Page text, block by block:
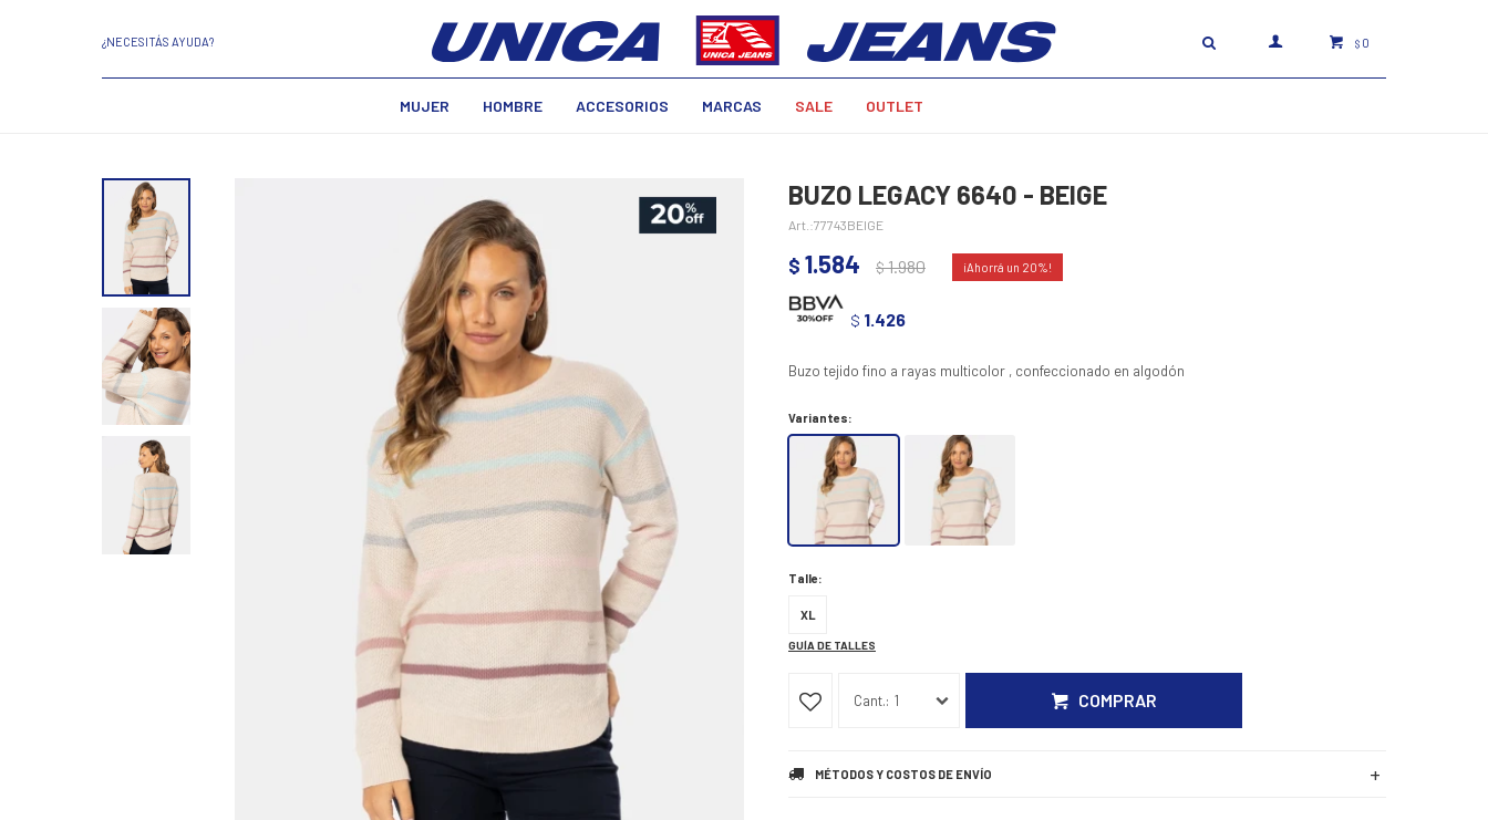
MUJER HOMBRE ACCESORIOS MARCAS SALE OUTLET
$ 0
¿NECESITÁS AYUDA?
BUZO LEGACY 6640 - BEIGE
77743BEIGE
$ 1.584 $1.980 20
$ 1.426
Buzo tejido fino a rayas multicolor , confeccionado en algodón
Variantes:
Talle:
XL
GUÍA DE TALLES
1 COMPRAR
MÉTODOS Y COSTOS DE ENVÍO